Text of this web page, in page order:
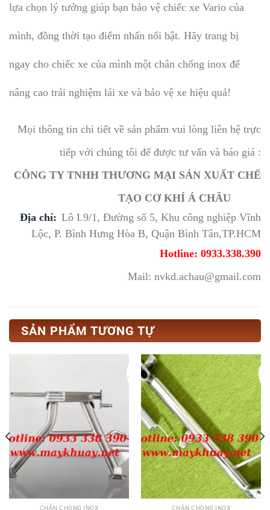
lựa chọn lý tưởng giúp bạn bảo vệ chiếc xe Vario của
mình, đồng thời tạo điểm nhấn nổi bật. Hãy trang bị
ngay cho chiếc xe của mình một chân chống inox để
nâng cao trải nghiệm lái xe và bảo vệ xe hiệu quả!
Mọi thông tin chi tiết về sản phẩm vui lòng liên hệ trực
tiếp với chúng tôi để được tư vấn và báo giá :
CÔNG TY TNHH THƯƠNG MẠI SẢN XUẤT CHẾ
TẠO CƠ KHÍ Á CHÂU
Địa chỉ: Lô I.9/1, Đường số 5, Khu công nghiệp Vĩnh
Lộc, P. Bình Hưng Hòa B, Quận Bình Tân,TP.HCM
Hotline: 0933.338.390
Mail: nvkd.achau@gmail.com
SẢN PHẨM TƯƠNG TỰ
CHÂN CHÓNG INOX CHÂN CHÓNG INOX